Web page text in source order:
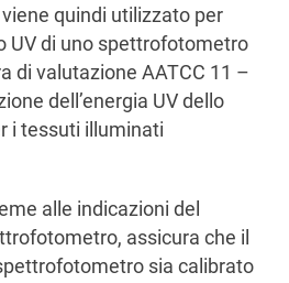
quindi utilizzato per
UV di uno spettrofotometro
di valutazione AATCC 11 –
dell’energia UV dello
i tessuti illuminati
alle indicazioni del
assicura che il
sia calibrato